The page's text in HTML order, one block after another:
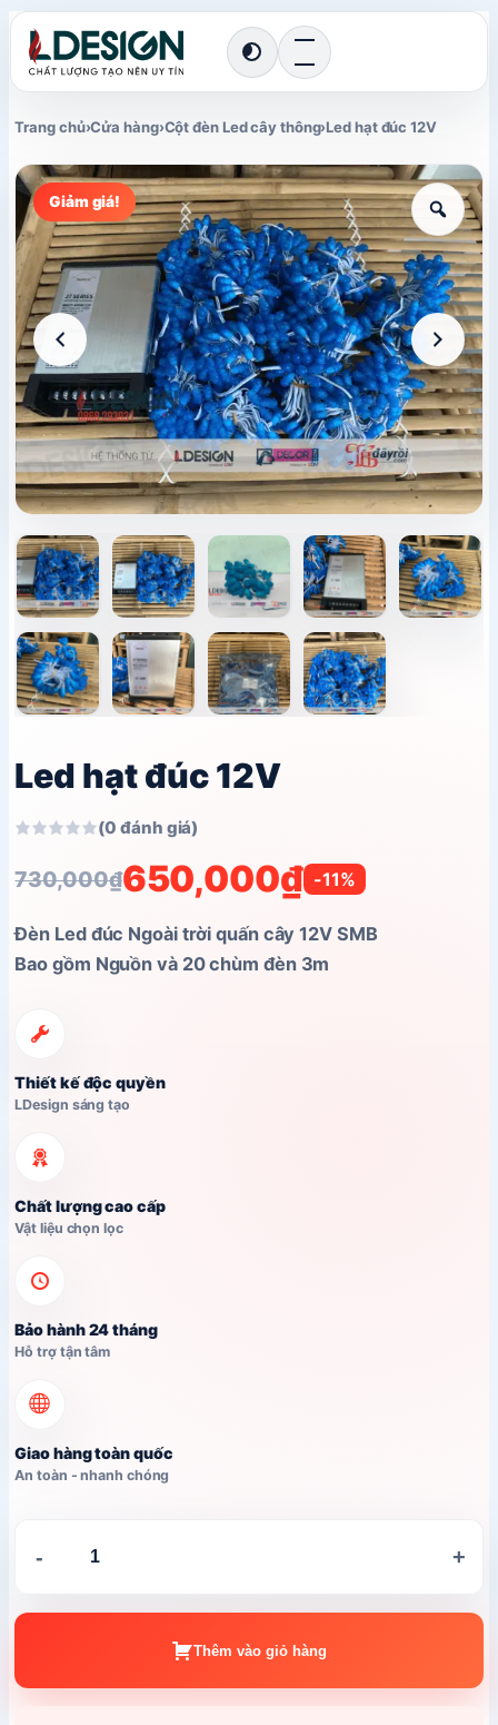
Chuyển
giao
diện
Trang chủ›Cửa hàng›Cột đèn Led cây thông›Led hạt đúc 12V
Giảm giá!
Led hạt đúc 12V
(0 đánh giá)
730,000₫
Giá
gốc
là:
650,000₫
Giá
hiện
tại
650,000₫.
-11%
Đèn Led đúc Ngoài trời quấn cây 12V SMB
Bao gồm Nguồn và 20 chùm đèn 3m
Thiết kế độc quyền
LDesign sáng tạo
Chất lượng cao cấp
Vật liệu chọn lọc
Bảo hành 24 tháng
Hỗ trợ tận tâm
Giao hàng toàn quốc
An toàn - nhanh chóng
-
hạt
+
Thêm vào giỏ hàng